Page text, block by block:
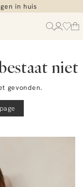
in huis
€99
niet
gevonden.